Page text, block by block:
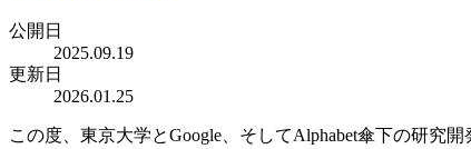
公開日
2025.09.19
更新日
2026.01.25
この度、東京大学とGoogle、そしてAlphabet傘下の研究